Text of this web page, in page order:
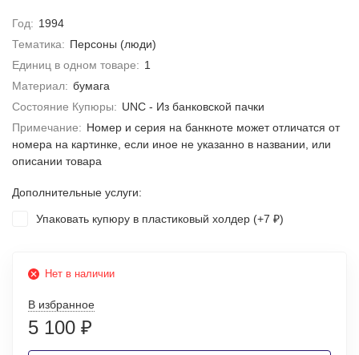
Год: 1994
Тематика: Персоны (люди)
Единиц в одном товаре: 1
Материал: бумага
Состояние Купюры: UNC - Из банковской пачки
Примечание: Номер и серия на банкноте может отличатся от
номера на картинке, если иное не указанно в названии, или
описании товара
Дополнительные услуги:
Упаковать купюру в пластиковый холдер (+7 ₽)
Нет в наличии
В избранное
5 100 ₽